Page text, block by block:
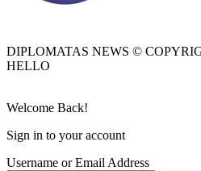
DIPLOMATAS NEWS ©
HELLO
Welcome Back!
Sign in to your account
Username or Email Address